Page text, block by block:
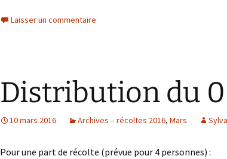
Laisser un commentaire
Distribution du
10 mars 2016 Archives – récoltes 2016, Mars
Pour une part de récolte (prévue pour 4 personnes) :